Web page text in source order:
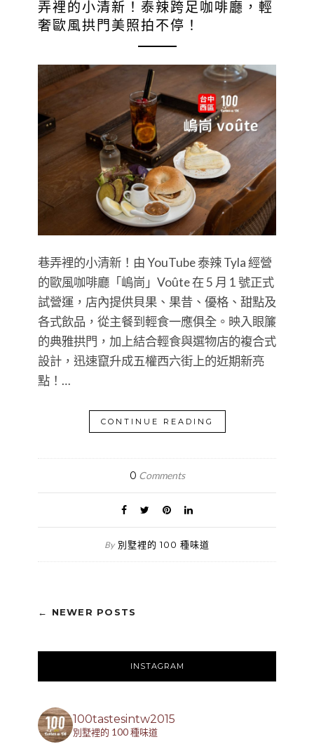
弄裡的小清新！泰辣跨足咖啡廳，輕
奢歐風拱門美照拍不停！
巷弄裡的小清新！由 YouTube 泰辣 Tyla 經營
的歐風咖啡廳「嵨峝」Voûte 在 5 月 1 號正式
試營運，店內提供貝果、果昔、優格、甜點及
各式飲品，從主餐到輕食一應俱全。映入眼簾
的典雅拱門，加上結合輕食與選物店的複合式
設計，迅速竄升成五權西六街上的近期新亮
點！…
CONTINUE READING
0 Comments
By 別墅裡的 100 種味道
← NEWER POSTS
INSTAGRAM
100tastesintw2015
別墅裡的 100 種味道